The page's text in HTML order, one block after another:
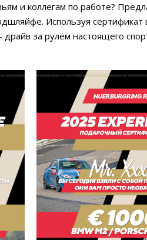
и коллегам по работе?
Используя сертификат
драйв за рулём настоящего